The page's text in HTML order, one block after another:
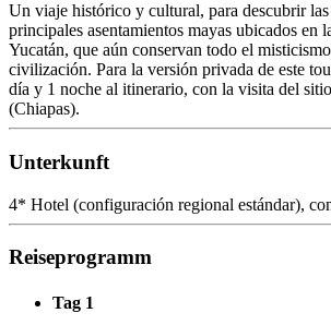
Un viaje histórico y cultural, para descubrir
principales asentamientos mayas ubicados en
Yucatán, que aún conservan todo el
civilización. Para la versión privada de este
día y 1 noche al itinerario, con la visita del
(Chiapas).
Unterkunft
4* Hotel (configuración regional estándar),
Reiseprogramm
Tag 1